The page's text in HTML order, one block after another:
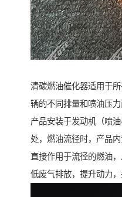
清碳燃油催化器适用于
辆的不同排量和喷油压
产品安装于发动机（喷
处，燃油流径时，产品
直接作用于流径的燃油
低废气排放，提升动力